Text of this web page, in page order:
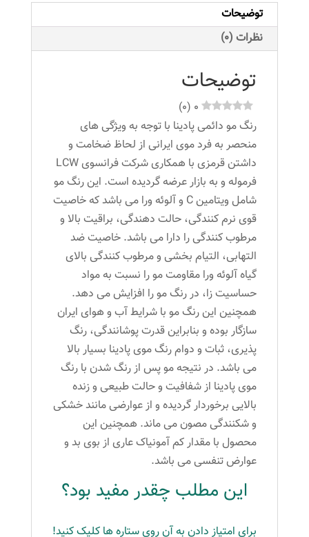
100
میلی
لیتر
دارچینی
عدد
توضیحات
نظرات (0)
توضیحات
0
(
0
)
رنگ مو دائمی پادینا با توجه به ویژگی های
منحصر به فرد موی ایرانی از لحاظ ضخامت و
داشتن قرمزی با همکاری شرکت فرانسوی LCW
فرموله و به بازار عرضه گردیده است. این رنگ مو
شامل ویتامین C و آلوئه ورا می باشد که خاصیت
قوی نرم کنندگی، حالت دهندگی، براقیت بالا و
مرطوب کنندگی را دارا می باشد. خاصیت ضد
التهابی، التیام بخشی و مرطوب کنندگی بالای
گیاه آلوئه ورا مقاومت مو را نسبت به مواد
حساسیت زا، در رنگ مو را افزایش می دهد.
همچنین این رنگ مو با شرایط آب و هوای ایران
سازگار بوده و بنابراین قدرت پوشانندگی، رنگ
پذیری، ثبات و دوام رنگ موی پادینا بسیار بالا
می باشد. در نتیجه مو پس از رنگ شدن با رنگ
موی پادینا از شفافیت و حالت طبیعی و زنده
بالایی برخوردار گردیده و از عوارضی مانند خشکی
و شکنندگی مصون می ماند. همچنین این
محصول با مقدار کم آمونیاک عاری از بوی بد و
عوارض تنفسی می باشد.
این مطلب چقدر مفید بود؟
برای امتیاز دادن به آن روی ستاره ها کلیک کنید!